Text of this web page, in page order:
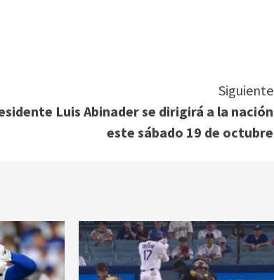
Siguiente
Luis Abinader se dirigirá a la nación
este sábado 19 de octubre